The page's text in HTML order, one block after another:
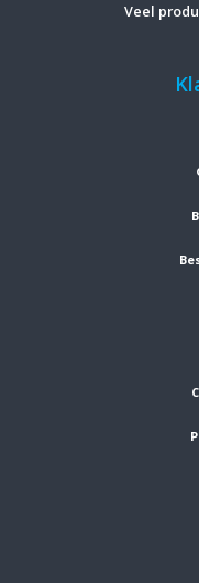
Veel